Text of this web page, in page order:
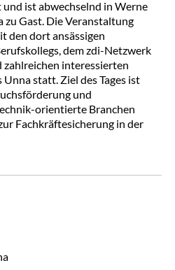
ist abwechselnd in Werne
Gast. Die Veranstaltung
den dort ansässigen
dem zdi-Netzwerk
zahlreichen interessierten
statt. Ziel des Tages ist
und
orientierte Branchen
Fachkräftesicherung in der